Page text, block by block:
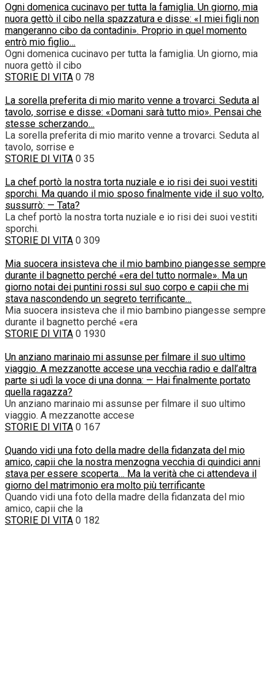
Ogni domenica cucinavo per tutta la famiglia. Un giorno, mia
nuora gettò il cibo nella spazzatura e disse: «I miei figli non
mangeranno cibo da contadini». Proprio in quel momento
entrò mio figlio…
Ogni domenica cucinavo per tutta la famiglia. Un giorno, mia
nuora gettò il cibo
STORIE DI VITA 0 78
La sorella preferita di mio marito venne a trovarci. Seduta al
tavolo, sorrise e disse: «Domani sarà tutto mio». Pensai che
stesse scherzando…
La sorella preferita di mio marito venne a trovarci. Seduta al
tavolo, sorrise e
STORIE DI VITA 0 35
La chef portò la nostra torta nuziale e io risi dei suoi vestiti
sporchi. Ma quando il mio sposo finalmente vide il suo volto,
sussurrò: — Tata?
La chef portò la nostra torta nuziale e io risi dei suoi vestiti
sporchi.
STORIE DI VITA 0 309
Mia suocera insisteva che il mio bambino piangesse sempre
durante il bagnetto perché «era del tutto normale». Ma un
giorno notai dei puntini rossi sul suo corpo e capii che mi
stava nascondendo un segreto terrificante…
Mia suocera insisteva che il mio bambino piangesse sempre
durante il bagnetto perché «era
STORIE DI VITA 0 1930
Un anziano marinaio mi assunse per filmare il suo ultimo
viaggio. A mezzanotte accese una vecchia radio e dall’altra
parte si udì la voce di una donna: — Hai finalmente portato
quella ragazza?
Un anziano marinaio mi assunse per filmare il suo ultimo
viaggio. A mezzanotte accese
STORIE DI VITA 0 167
Quando vidi una foto della madre della fidanzata del mio
amico, capii che la nostra menzogna vecchia di quindici anni
stava per essere scoperta… Ma la verità che ci attendeva il
giorno del matrimonio era molto più terrificante
Quando vidi una foto della madre della fidanzata del mio
amico, capii che la
STORIE DI VITA 0 182